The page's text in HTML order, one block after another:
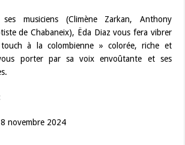
ses musiciens (Climène Zarkan, Anthony
de Chabaneix), Ëda Diaz vous fera vibrer
à la colombienne » colorée, riche et
vous porter par sa voix envoûtante et ses
novembre 2024